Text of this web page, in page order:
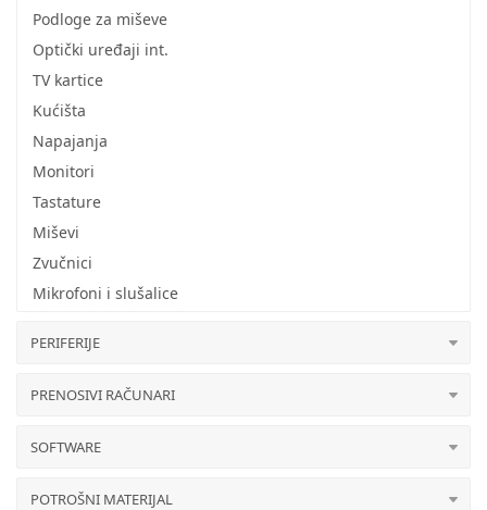
Podloge za miševe
Optički uređaji int.
TV kartice
Kućišta
Napajanja
Monitori
Tastature
Miševi
Zvučnici
Mikrofoni i slušalice
PERIFERIJE
PRENOSIVI RAČUNARI
SOFTWARE
POTROŠNI MATERIJAL